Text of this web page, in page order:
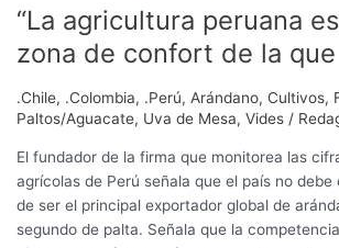
“La agricultura peruana
zona de confort de la
.Chile, .Colombia, .Perú, Arándano, Cultivos,
Paltos/Aguacate, Uva de Mesa, Vides /
El fundador de la firma que monitorea las
agrícolas de Perú señala que el país no debe
de ser el principal exportador global de
segundo de palta. Señala que la
hay
que
salir”